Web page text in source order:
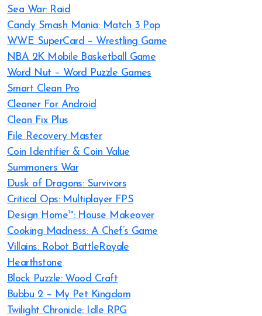
Sea War: Raid
Candy Smash Mania: Match 3 Pop
WWE SuperCard – Wrestling Game
NBA 2K Mobile Basketball Game
Word Nut – Word Puzzle Games
Smart Clean Pro
Cleaner For Android
Clean Fix Plus
File Recovery Master
Coin Identifier & Coin Value
Summoners War
Dusk of Dragons: Survivors
Critical Ops: Multiplayer FPS
Design Home™: House Makeover
Cooking Madness: A Chef’s Game
Villains: Robot BattleRoyale
Hearthstone
Block Puzzle: Wood Craft
Bubbu 2 – My Pet Kingdom
Twilight Chronicle: Idle RPG